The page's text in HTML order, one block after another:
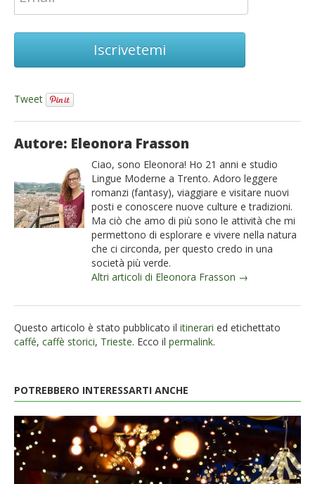
Iscrivetemi
Tweet
Autore: Eleonora Frasson
Ciao, sono Eleonora! Ho 21 anni e studio
Lingue Moderne a Trento. Adoro leggere
romanzi (fantasy), viaggiare e visitare nuovi
posti e conoscere nuove culture e tradizioni.
Ma ciò che amo di più sono le attività che mi
permettono di esplorare e vivere nella natura
che ci circonda, per questo credo in una
società più verde.
Altri articoli di Eleonora Frasson →
Questo articolo è stato pubblicato il itinerari ed etichettato
caffé, caffè storici, Trieste. Ecco il permalink.
POTREBBERO INTERESSARTI ANCHE